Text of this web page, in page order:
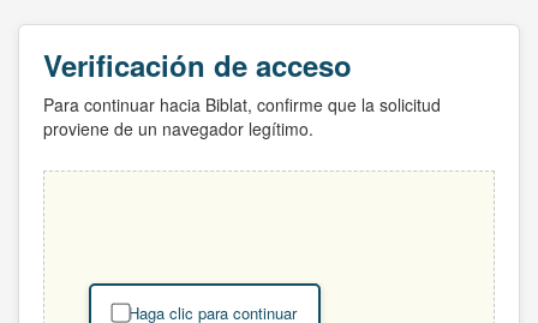
Verificación de acceso
Para continuar hacia Biblat, confirme que la solicitud
proviene de un navegador legítimo.
Haga clic para continuar